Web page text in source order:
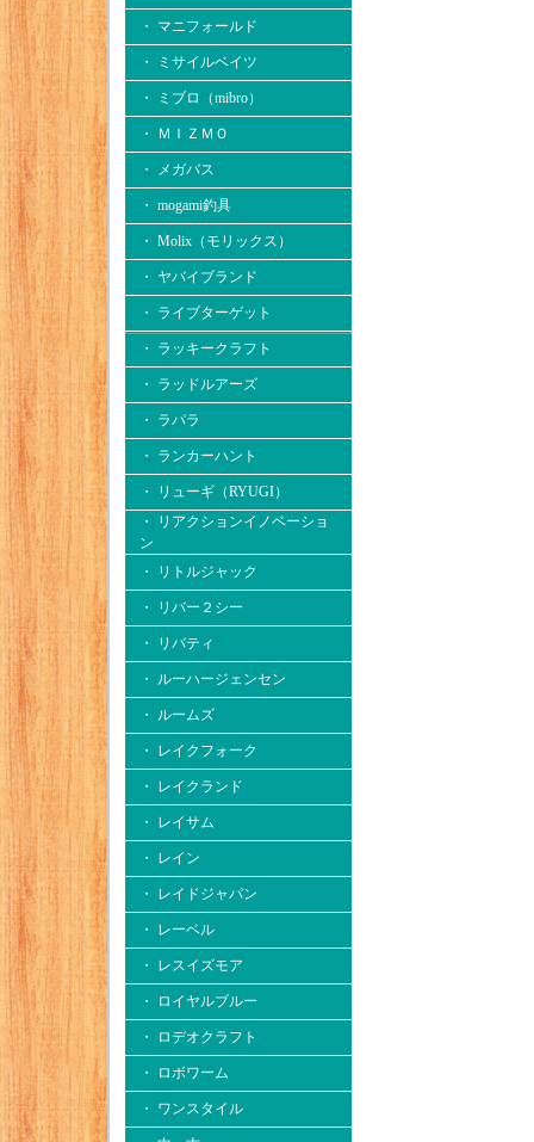
・ マニフォールド
・ ミサイルベイツ
・ ミブロ（mibro）
・ ＭＩＺＭＯ
・ メガバス
・ mogami釣具
・ Molix（モリックス）
・ ヤバイブランド
・ ライブターゲット
・ ラッキークラフト
・ ラッドルアーズ
・ ラパラ
・ ランカーハント
・ リューギ（RYUGI）
・ リアクションイノベーショ
ン
・ リトルジャック
・ リバー２シー
・ リバティ
・ ルーハージェンセン
・ ルームズ
・ レイクフォーク
・ レイクランド
・ レイサム
・ レイン
・ レイドジャパン
・ レーベル
・ レスイズモア
・ ロイヤルブルー
・ ロデオクラフト
・ ロボワーム
・ ワンスタイル